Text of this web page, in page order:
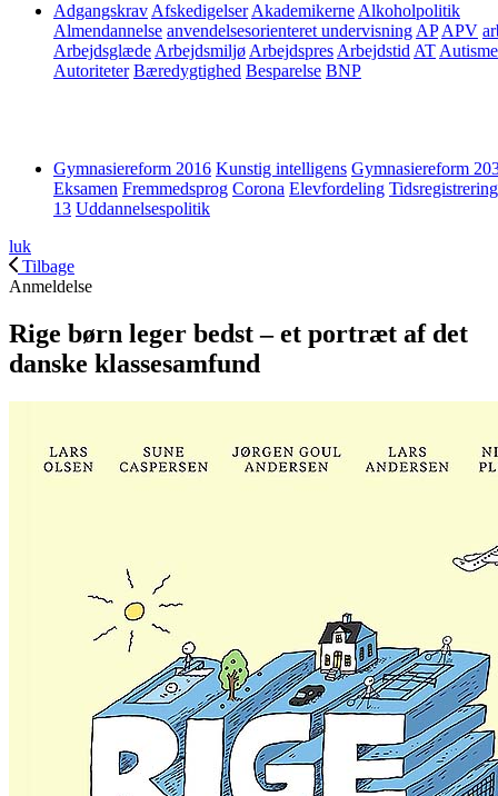
Adgangskrav Afskedigelser Akademikerne Alkoholpolitik
Almendannelse anvendelsesorienteret undervisning AP APV
Arbejdsglæde Arbejdsmiljø Arbejdspres Arbejdstid AT Autisme
Autoriteter Bæredygtighed Besparelse BNP
Gymnasiereform 2016 Kunstig intelligens Gymnasiereform
Eksamen Fremmedsprog Corona Elevfordeling Tidsregistrering
13 Uddannelsespolitik
luk
Tilbage
Anmeldelse
Rige børn leger bedst – et portræt af det
danske klassesamfund